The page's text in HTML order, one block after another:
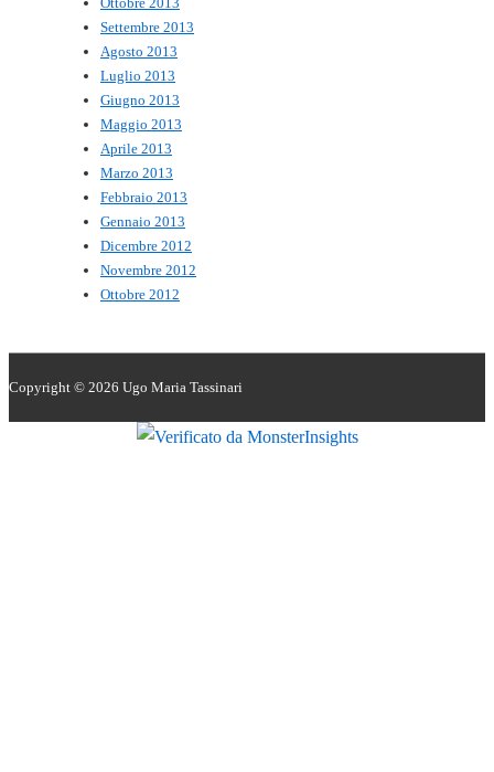
Settembre 2013
Agosto 2013
Luglio 2013
Giugno 2013
Maggio 2013
Aprile 2013
Marzo 2013
Febbraio 2013
Gennaio 2013
Dicembre 2012
Novembre 2012
Ottobre 2012
Copyright © 2026 Ugo Maria Tassinari